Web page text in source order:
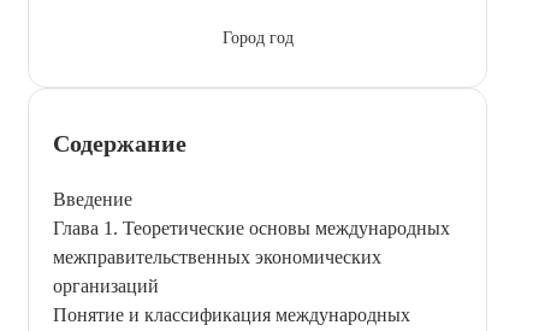
Город год
Содержание
Введение
Глава 1. Теоретические основы международных
межправительственных экономических
организаций
Понятие и классификация международных